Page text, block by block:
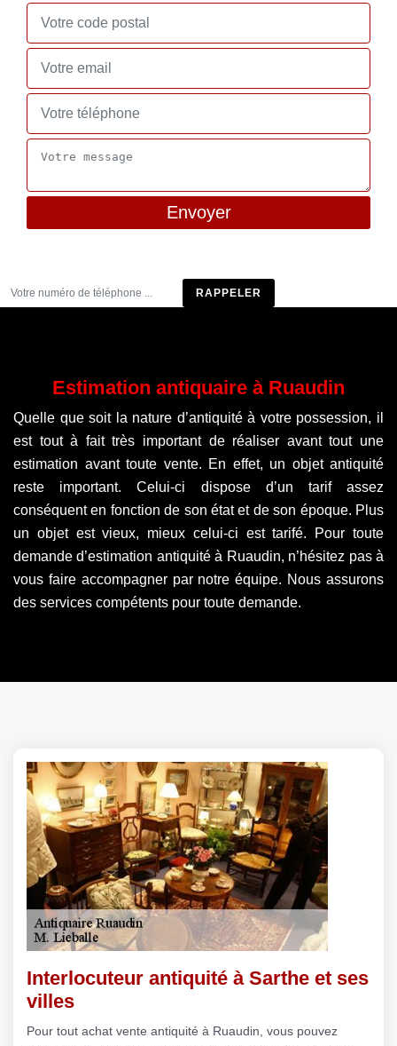
Estimation antiquaire à Ruaudin
Quelle que soit la nature d’antiquité à votre possession, il
est tout à fait très important de réaliser avant tout une
estimation avant toute vente. En effet, un objet antiquité
reste important. Celui-ci dispose d’un tarif assez
conséquent en fonction de son état et de son époque. Plus
un objet est vieux, mieux celui-ci est tarifé. Pour toute
demande d’estimation antiquité à Ruaudin, n’hésitez pas à
vous faire accompagner par notre équipe. Nous assurons
des services compétents pour toute demande.
Interlocuteur antiquité à Sarthe et ses
villes
Pour tout achat vente antiquité à Ruaudin, vous pouvez